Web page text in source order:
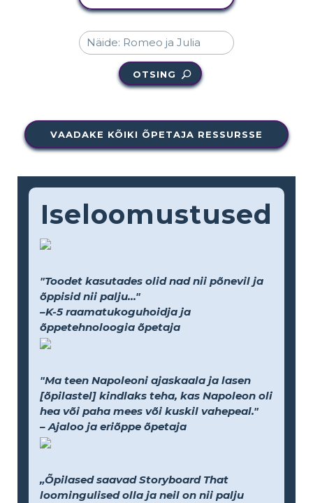
OTSING
VAADAKE KÕIKI ÕPETAJA RESSURSSE
Iseloomustused
"Toodet kasutades olid nad nii põnevil ja
õppisid nii palju..."
–K-5 raamatukoguhoidja ja
õppetehnoloogia õpetaja
"Ma teen Napoleoni ajaskaala ja lasen
[õpilastel] kindlaks teha, kas Napoleon oli
hea või paha mees või kuskil vahepeal."
– Ajaloo ja eriõppe õpetaja
„Õpilased saavad Storyboard That
loomingulised olla ja neil on nii palju